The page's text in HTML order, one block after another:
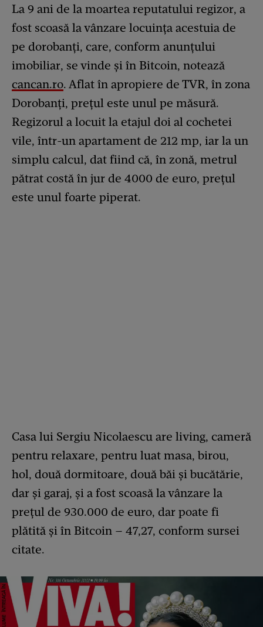
La 9 ani de la moartea reputatului regizor, a
fost scoasă la vânzare locuința acestuia de
pe dorobanți, care, conform anunțului
imobiliar, se vinde și în Bitcoin, notează
cancan.ro. Aflat în apropiere de TVR, în zona
Dorobanți, prețul este unul pe măsură.
Regizorul a locuit la etajul doi al cochetei
vile, într-un apartament de 212 mp, iar la un
simplu calcul, dat fiind că, în zonă, metrul
pătrat costă în jur de 4000 de euro, prețul
este unul foarte piperat.
Casa lui Sergiu Nicolaescu are living, cameră
pentru relaxare, pentru luat masa, birou,
hol, două dormitoare, două băi și bucătărie,
dar și garaj, și a fost scoasă la vânzare la
prețul de 930.000 de euro, dar poate fi
plătită și în Bitcoin – 47,27, conform sursei
citate.